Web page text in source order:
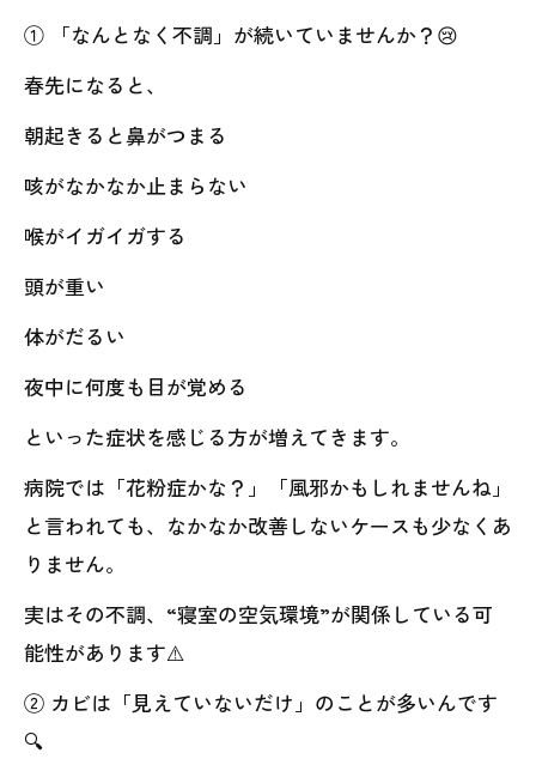
① 「なんとなく不調」が続いていませんか？😢
春先になると、
朝起きると鼻がつまる
咳がなかなか止まらない
喉がイガイガする
頭が重い
体がだるい
夜中に何度も目が覚める
といった症状を感じる方が増えてきます。
病院では「花粉症かな？」「風邪かもしれませんね」
と言われても、なかなか改善しないケースも少なくあ
りません。
実はその不調、“寝室の空気環境”が関係している可
能性があります⚠️
② カビは「見えていないだけ」のことが多いんです
🔍